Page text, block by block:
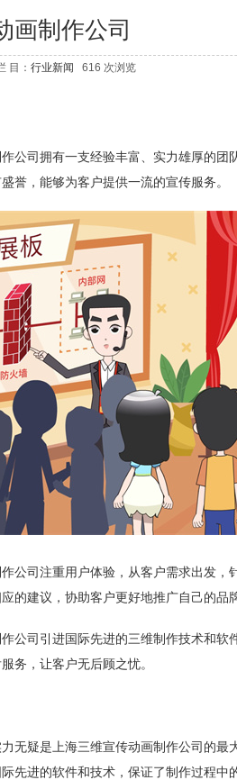
画制作公司
目： 行业新闻 616 次浏览
公司拥有一支经验丰富、实力雄厚的团
誉，能够为客户提供一流的宣传服务。
公司注重用户体验，从客户需求出发，
的建议，协助客户更好地推广自己的品牌
公司引进国际先进的三维制作技术和软
务，让客户无后顾之忧。
无疑是上海三维宣传动画制作公司的最
先进的软件和技术，保证了制作过程中